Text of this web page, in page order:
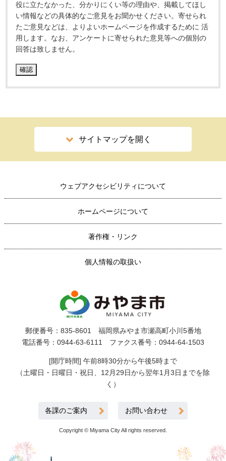
役に立たなかった、分かりにくい等の理由や、掲載してほし
い情報などの具体的なご意見をお聞かせください。寄せられ
たご意見などは、よりよいホームページを作成するために 活
用します。なお、アンケートに寄せられた意見等への個別の
回答は致しません。
サイトマップを開く
ウェブアクセシビリティについて
ホームページについて
著作権・リンク
個人情報の取扱い
郵便番号：835-8601 福岡県みやま市瀬高町小川5番地
電話番号：0944-63-6111 ファクス番号：0944-64-1503
[開庁時間] 午前8時30分から午後5時まで
（土曜日・日曜日・祝日、12月29日から翌年1月3日までを除
く）
各課のご案内 お問い合わせ
Copyright © Miyama City All rights reserved.